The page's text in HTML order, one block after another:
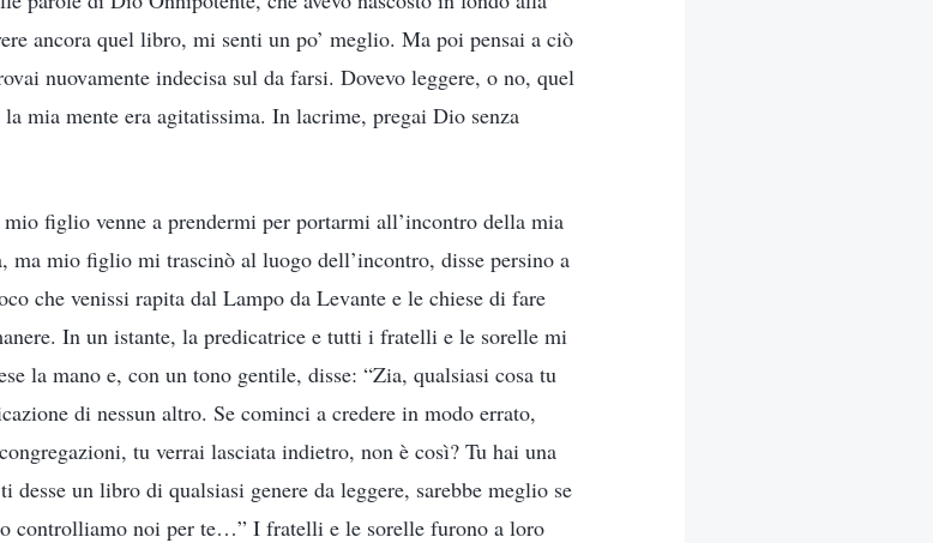
ancora quel libro, mi senti un po’ meglio. Ma poi pensai a ciò
nuovamente indecisa sul da farsi. Dovevo leggere, o no, quel
mia mente era agitatissima. In lacrime, pregai Dio senza
figlio venne a prendermi per portarmi all’incontro della mia
ma mio figlio mi trascinò al luogo dell’incontro, disse persino a
che venissi rapita dal Lampo da Levante e le chiese di fare
In un istante, la predicatrice e tutti i fratelli e le sorelle mi
la mano e, con un tono gentile, disse: “Zia, qualsiasi cosa tu
di nessun altro. Se cominci a credere in modo errato,
tu verrai lasciata indietro, non è così? Tu hai una
desse un libro di qualsiasi genere da leggere, sarebbe meglio se
controlliamo noi per te…” I fratelli e le sorelle furono a loro